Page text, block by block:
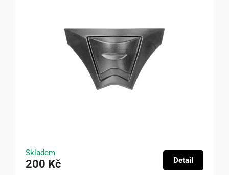
Skladem
200 Kč Detail